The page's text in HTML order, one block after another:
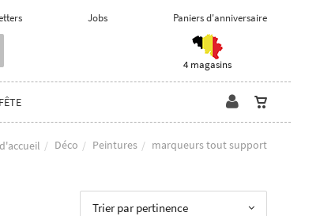
Jobs Paniers d'anniversaire
4 magasins
Déco Peintures marqueurs tout support
Trier par pertinence